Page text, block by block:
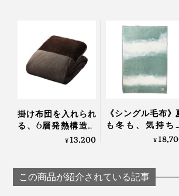
グレーの光の反射率は18％で、人間
の木々、あらゆる自然物の光の反
私たちが自然を眺める時、目は、力
状態にありますが、『SERENE』の
掛け布団を入れられ
る、6層発熱構造の
「オールインワン毛
¥13,200
《シングル毛布》
も冬も、気持ちい
い！綿毛布の自然
SPOOL）
¥
この商品が紹介されている記事